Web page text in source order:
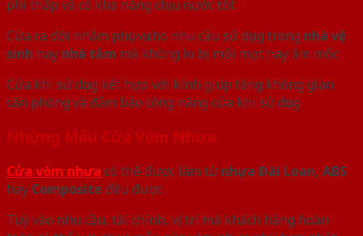
phí thấp và có khả năng chịu nước tốt
Cửa ra đời nhằm phục vụ cho nhu cầu sử dụng trong nhà vệ
sinh hay nhà tắm mà không lo bị mối mọt hay ẩm mốc
Cửa khi sử dụng kết hợp với kính giúp tăng không gian
căn phòng và đảm bảo công năng cửa khi sử dụng
Những Mẫu Cửa Vòm Nhựa
Cửa vòm nhựa có thể được làm từ nhựa Đài Loan, ABS
hay Composite đều được
Tuỳ vào nhu cầu, tài chính, vị trí mà khách hàng hoàn